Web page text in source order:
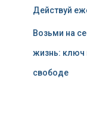
Действуй
Возьми на
жизнь: ключ
свободе